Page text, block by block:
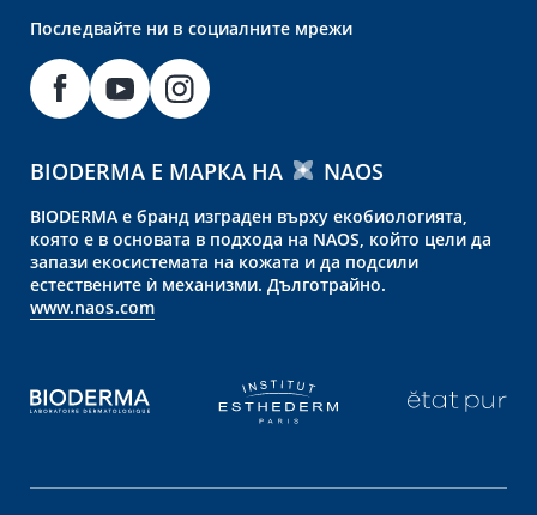
Последвайте ни в социалните мрежи
BIODERMA Е МАРКА НА NAOS
BIODERMA е бранд изграден върху екобиологията,
която е в основата в подхода на NAOS, който цели да
запази екосистемата на кожата и да подсили
естествените ѝ механизми. Дълготрайно.
www.naos.com